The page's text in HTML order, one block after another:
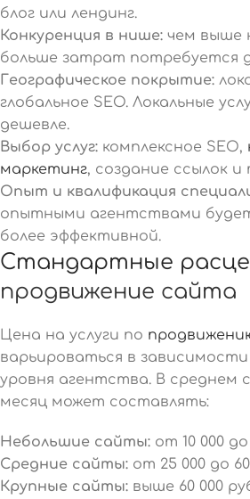
блог или лендинг.
Конкуренция в нише: чем выше
больше затрат потребуется
Географическое покрытие:
глобальное SEO. Локальные
дешевле.
Выбор услуг: комплексное SEO,
маркетинг, создание ссылок и
Опыт и квалификация
опытными агентствами
более эффективной.
Стандартные
продвижение сайта
Цена на услуги по
варьироваться в
уровня агентства. В среднем
месяц может составлять:
Небольшие сайты: от 10 000
Средние сайты: от 25 000 до
Крупные сайты: выше 60 000